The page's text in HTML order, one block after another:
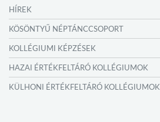
HÍREK
KÖSÖNTYŰ NÉPTÁNCCSOPORT
KOLLÉGIUMI KÉPZÉSEK
HAZAI ÉRTÉKFELTÁRÓ KOLLÉGIUMOK
KÜLHONI ÉRTÉKFELTÁRÓ KOLLÉGIUMOK